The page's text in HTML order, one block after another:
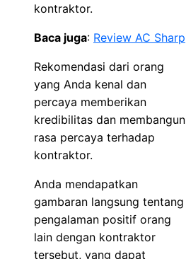
kontraktor.
Baca juga: Review AC Sharp
Rekomendasi dari orang
yang Anda kenal dan
percaya memberikan
kredibilitas dan membangun
rasa percaya terhadap
kontraktor.
Anda mendapatkan
gambaran langsung tentang
pengalaman positif orang
lain dengan kontraktor
tersebut, yang dapat